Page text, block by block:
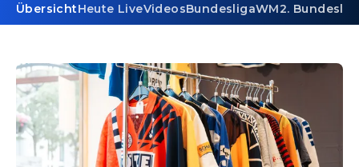
ÜbersichtHeute LiveVideosBundesligaWM2.